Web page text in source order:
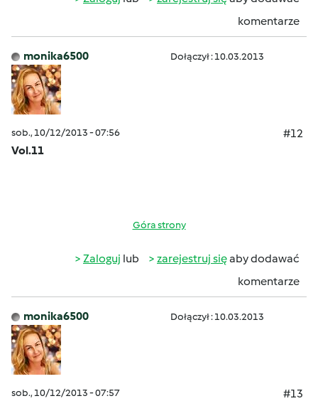
komentarze
monika6500 Dołączył : 10.03.2013
sob., 10/12/2013 - 07:56
#12
Vol.11
Góra strony
Zaloguj lub zarejestruj sięaby dodawać
komentarze
monika6500 Dołączył : 10.03.2013
sob., 10/12/2013 - 07:57
#13